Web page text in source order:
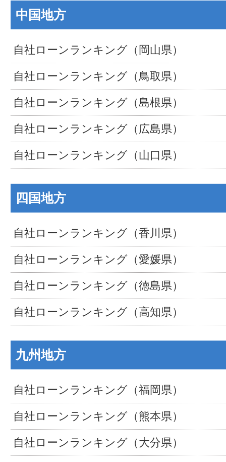
中国地方
自社ローンランキング（岡山県）
自社ローンランキング（鳥取県）
自社ローンランキング（島根県）
自社ローンランキング（広島県）
自社ローンランキング（山口県）
四国地方
自社ローンランキング（香川県）
自社ローンランキング（愛媛県）
自社ローンランキング（徳島県）
自社ローンランキング（高知県）
九州地方
自社ローンランキング（福岡県）
自社ローンランキング（熊本県）
自社ローンランキング（大分県）